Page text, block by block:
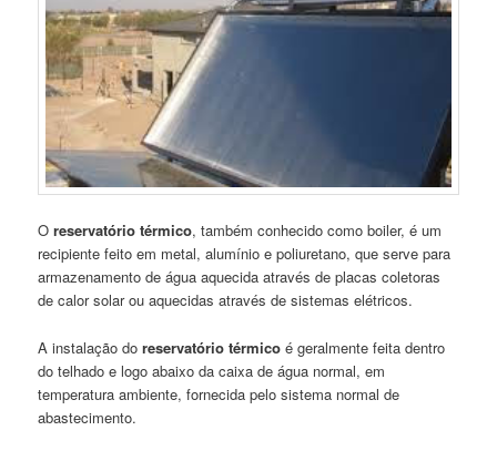
Oreservatório térmico, também conhecido como boiler, é um
recipiente feito em metal, alumínio e poliuretano, que serve para
armazenamento de água aquecida através de placas coletoras
de calor solar ou aquecidas através de sistemas elétricos.
A instalação doreservatório térmico é geralmente feita dentro
do telhado e logo abaixo da caixa de água normal, em
temperatura ambiente, fornecida pelo sistema normal de
abastecimento.